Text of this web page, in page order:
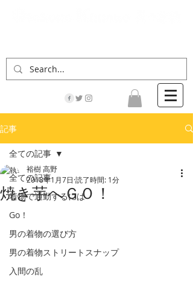
記事
全ての記事
着物で通勤するには
Go！
男の着物の選び方
男の着物ストリートスナップ
入間の乱
全ての記事
焼き芋へＧＯ！
裕樹 高野
2018年1月7日 読了時間: 1分